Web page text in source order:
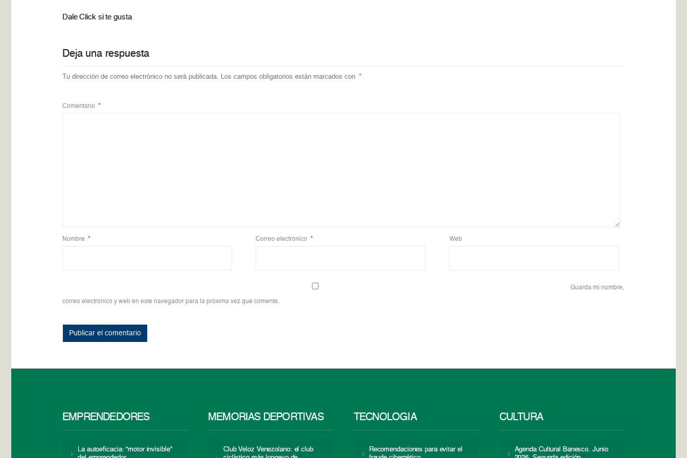
Dale Click si te gusta
Deja una respuesta
Tu dirección de correo electrónico no será publicada. Los campos obligatorios están marcados con *
Comentario *
Nombre * Correo electrónico * Web
Guarda mi nombre,
correo electrónico y web en este navegador para la próxima vez que comente.
EMPRENDEDORES
La autoeficacia: “motor invisible”
MEMORIAS DEPORTIVAS
Club Veloz Venezolano: el club
TECNOLOGÍA
Recomendaciones para evitar el
CULTURA
Agenda Cultural Banesco. Junio